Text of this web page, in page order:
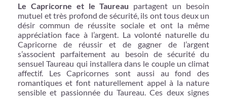
Le Capricorne et le Taureau partagent un besoin
mutuel et très profond de sécurité, ils ont tous deux un
désir commun de réussite sociale et ont la même
appréciation face à l’argent. La volonté naturelle du
Capricorne de réussir et de gagner de l’argent
s’associent parfaitement au besoin de sécurité du
sensuel Taureau qui installera dans le couple un climat
affectif. Les Capricornes sont aussi au fond des
romantiques et font naturellement appel à la nature
sensible et passionnée du Taureau. Ces deux signes